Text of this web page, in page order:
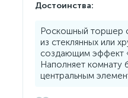
Достоинства:
Роскошный торшер
из стеклянных или
создающим эффект
Наполняет комнату
центральным